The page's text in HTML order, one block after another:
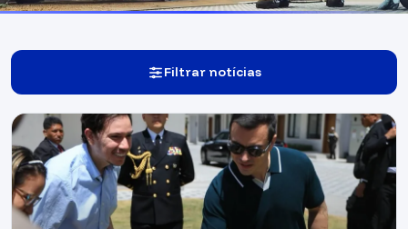
Filtrar notícias